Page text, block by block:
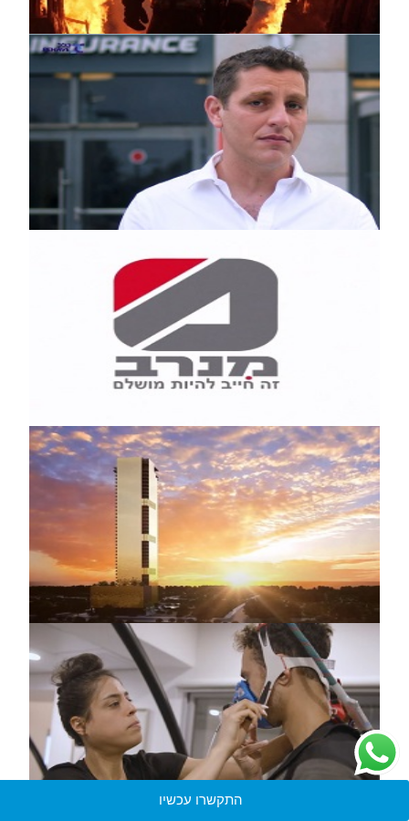
התקשרו עכשיו